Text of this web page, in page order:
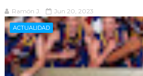
Ramón J. Jun 20, 2023
ACTUALIDAD